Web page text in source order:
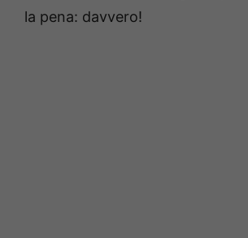
la pena: davvero!